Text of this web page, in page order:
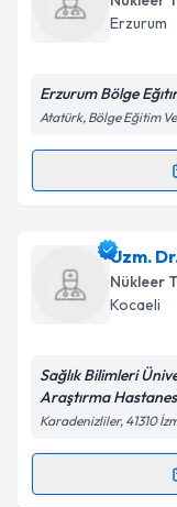
takvim
Kişisel
Metni'ni
Erzurum
Erzurum Bölge
Atatürk, Bölge Eğitim
Randevu
Dr. Münir
oluşturun. Size
takvim
Kişisel
'ni
Uzm.
Nükleer
Kocaeli
Sağlık Bilimleri
Araştırma
Karadenizliler, 41310
Randevu